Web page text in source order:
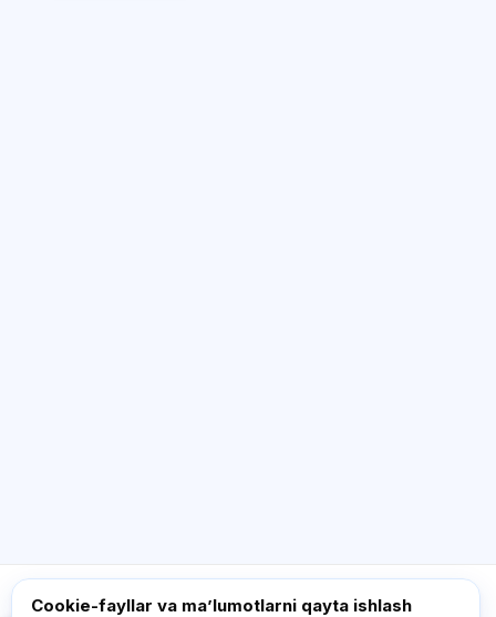
Cookie-fayllar va maʼlumotlarni qayta ishlash